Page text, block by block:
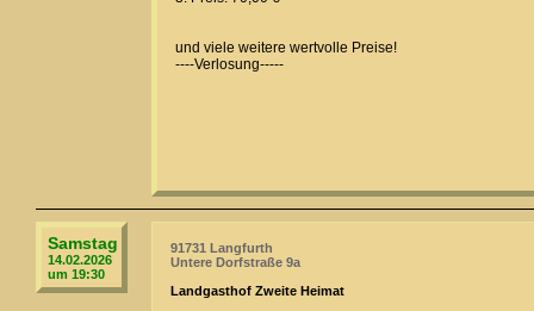
und viele weitere wertvolle Preise!
----Verlosung-----
Samstag
14.02.2026
um 19:30
91731 Langfurth
Untere Dorfstraße 9a
Landgasthof Zweite Heimat